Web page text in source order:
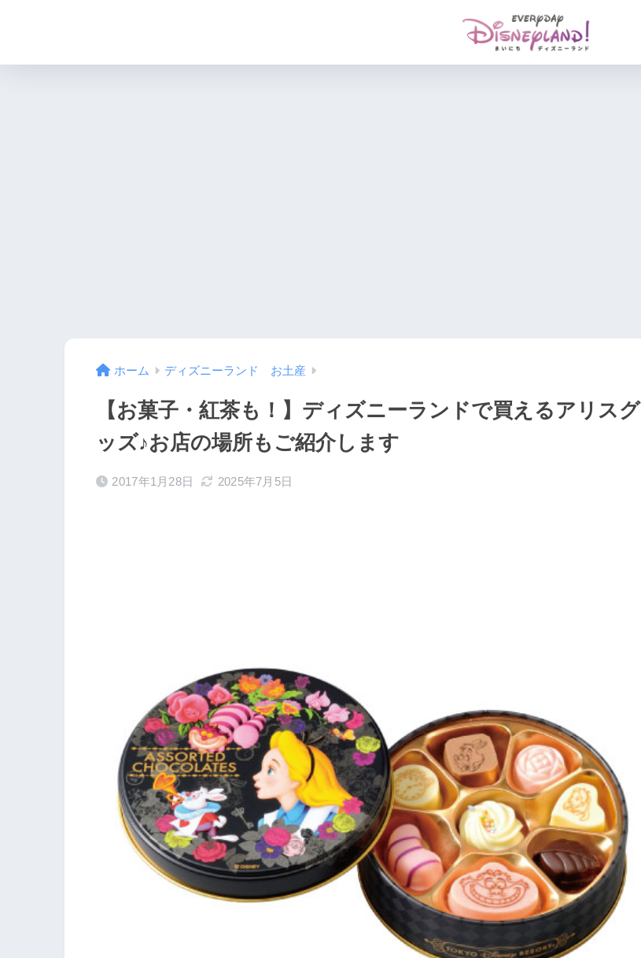
ホーム ディズニーランド お土産
【お菓子・紅茶も！】ディズニーランドで買えるアリスグ
ッズ♪お店の場所もご紹介します
2017年1月28日 2025年7月5日